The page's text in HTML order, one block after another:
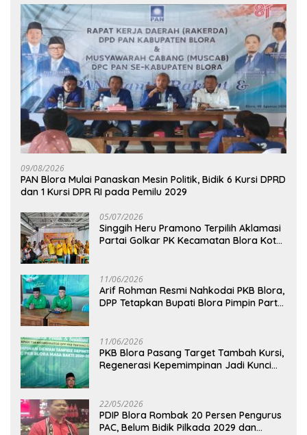
09/08/2026
‎PAN Blora Mulai Panaskan Mesin Politik, Bidik 6 Kursi DPRD
dan 1 Kursi DPR RI pada Pemilu 2029
05/07/2026
Singgih Heru Pramono Terpilih Aklamasi
Partai Golkar PK Kecamatan Blora Kota,
11/06/2026
Arif Rohman Resmi Nahkodai PKB Blora,
DPP Tetapkan Bupati Blora Pimpin Partai
11/06/2026
PKB Blora Pasang Target Tambah Kursi,
Regenerasi Kepemimpinan Jadi Kunci
22/05/2026
PDIP Blora Rombak 20 Persen Pengurus
PAC, Belum Bidik Pilkada 2029 dan